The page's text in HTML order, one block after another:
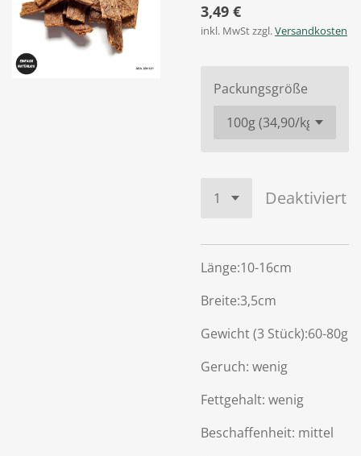
3,49 €
inkl. MwSt zzgl.Versandkosten
Packungsgröße
Deaktiviert
Länge:10-16cm
Breite:3,5cm
Gewicht (3 Stück):60-80g
Geruch: wenig
Fettgehalt: wenig
Beschaffenheit: mittel